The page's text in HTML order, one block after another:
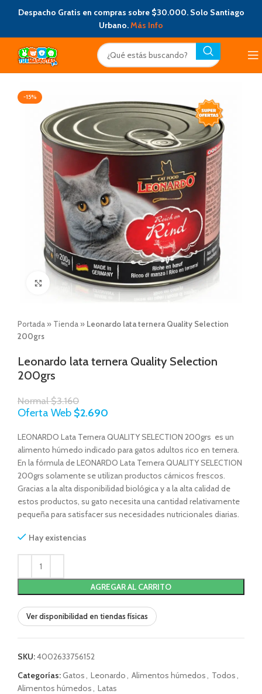
Despacho Gratis en compras sobre $30.000. Solo Santiago
Urbano.Más Info
-15%
Click to enlarge
Portada » Tienda » Leonardo lata ternera Quality Selection
200grs
Leonardo lata ternera Quality Selection
200grs
Normal$3.160
Oferta Web $2.690
LEONARDO Lata Ternera QUALITY SELECTION 200grs es un
alimento húmedo indicado para gatos adultos rico en ternera.
En la fórmula de LEONARDO Lata Ternera QUALITY SELECTION
200grs solamente se utilizan productos cárnicos frescos.
Gracias a la alta disponibilidad biológica y a la alta calidad de
estos productos, su gato necesita una cantidad relativamente
pequeña para satisfacer sus necesidades nutricionales diarias.
Hay existencias
AGREGAR AL CARRITO
Ver disponibilidad en tiendas físicas
SKU:4002633756152
Categorías:Gatos, Leonardo, Alimentos húmedos, Todos,
Alimentos húmedos, Latas